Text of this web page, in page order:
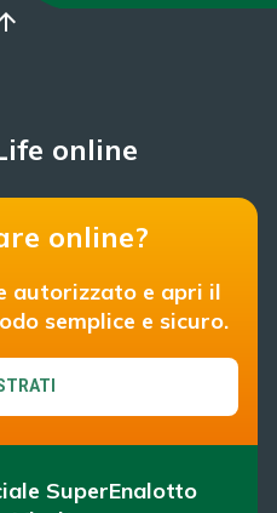
online
online?
autorizzato e apri il
semplice e sicuro.
SuperEnalotto